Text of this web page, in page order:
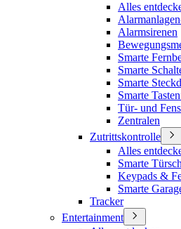
Alles
Alarmsirenen
Smarte
Smarte
Smarte
Smarte
Tür- und
Zentralen
Zutrittskontrolle
Alles
Smarte
Keypads &
Smarte
Tracker
Entertainment